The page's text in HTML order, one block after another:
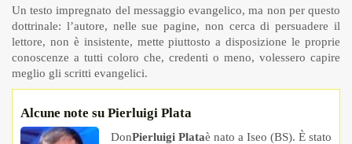
Un testo impregnato del messaggio evangelico, ma non per questo
dottrinale: l’autore, nelle sue pagine, non cerca di persuadere il
lettore, non è insistente, mette piuttosto a disposizione le proprie
conoscenze a tutti coloro che, credenti o meno, volessero capire
meglio gli scritti evangelici.
Alcune note su Pierluigi Plata
DonPierluigi Plataè nato a Iseo (BS). È stato